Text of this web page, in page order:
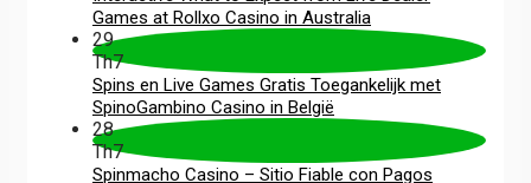
Games at Rollxo Casino in Australia
29
Th7
Spins en Live Games Gratis Toegankelijk met
SpinoGambino Casino in België
28
Th7
Spinmacho Casino – Sitio Fiable con Pagos